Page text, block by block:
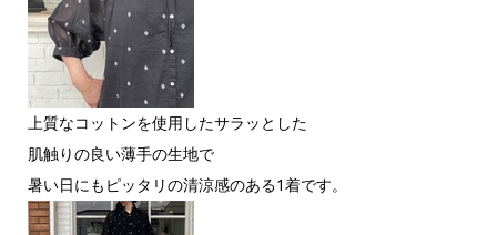
上質なコットンを使用したサラッとした
肌触りの良い薄手の生地で
暑い日にもピッタリの清涼感のある1着です。